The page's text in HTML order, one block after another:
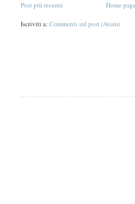
Post più recente
Home page
Iscriviti a: Commenti sul post (Atom)